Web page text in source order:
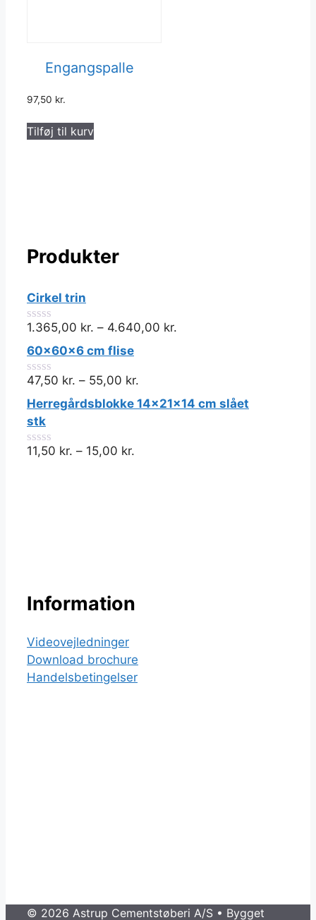
Engangspalle
97,50 kr.
Tilføj til kurv
Produkter
Cirkel trin
0
ud
af
5
1.365,00 kr. – 4.640,00 kr.
60x60x6 cm flise
0
ud
af
5
47,50 kr. – 55,00 kr.
Herregårdsblokke 14x21x14 cm slået
stk
0
11,50 kr. – 15,00 kr.
Information
Videovejledninger
Download brochure
Handelsbetingelser
© 2026 Astrup Cementstøberi A/S • Bygget